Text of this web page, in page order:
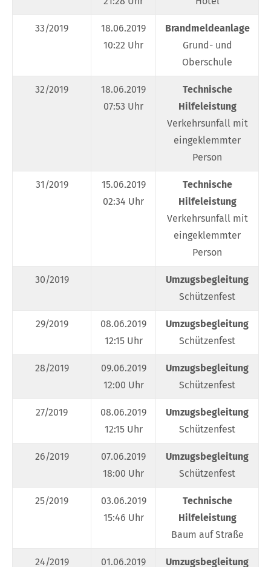
33/2019
18.06.2019
10:22 Uhr
Brandmeldeanlage
Grund- und
Oberschule
32/2019
18.06.2019
07:53 Uhr
Technische
Hilfeleistung
Verkehrsunfall mit
eingeklemmter
Person
31/2019
15.06.2019
02:34 Uhr
Technische
Hilfeleistung
Verkehrsunfall mit
eingeklemmter
Person
30/2019
Umzugsbegleitung
Schützenfest
29/2019
08.06.2019
12:15 Uhr
Umzugsbegleitung
Schützenfest
28/2019
09.06.2019
12:00 Uhr
Umzugsbegleitung
Schützenfest
27/2019
08.06.2019
12:15 Uhr
Umzugsbegleitung
Schützenfest
26/2019
07.06.2019
18:00 Uhr
Umzugsbegleitung
Schützenfest
25/2019
03.06.2019
15:46 Uhr
Technische
Hilfeleistung
Baum auf Straße
24/2019 01.06.2019 Umzugsbegleitung